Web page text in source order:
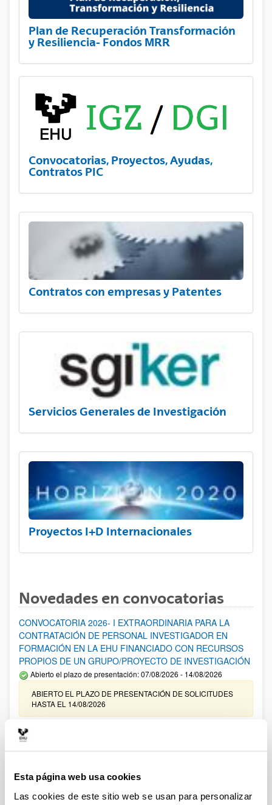
Esta página web usa cookies
Las cookies de este sitio web se usan para personalizar
Plan de Recuperación Transformación
y Resiliencia- Fondos MRR
Convocatorias, Proyectos, Ayudas,
Contratos PIC
Contratos con empresas y Patentes
Servicios Generales de Investigación
Proyectos I+D Internacionales
Novedades en convocatorias
CONVOCATORIA 2026- I EXTRAORDINARIA PARA LA
CONTRATACIÓN DE PERSONAL INVESTIGADOR EN
FORMACIÓN EN LA EHU FINANCIADO CON RECURSOS
PROPIOS DE UN GRUPO/PROYECTO DE INVESTIGACIÓN
Abierto el plazo de presentación: 07/08/2026 - 14/08/2026
ABIERTO EL PLAZO DE PRESENTACIÓN DE SOLICITUDES
HASTA EL 14/08/2026
Ayudas para financiación de la adquisición y renovación de
infraestructura científica y fondos bibliográficos en la
Trámite abierto
25/03/2026: Corrección de errores del listado provisional de
solicitudes admitidas y excluidas. 23/03/2026: Relación